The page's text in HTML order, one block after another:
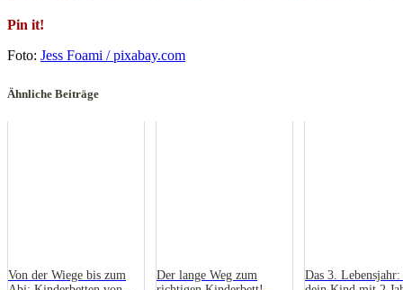
Pin it!
Foto: Jess Foami / pixabay.com
Ähnliche Beiträge
Von der Wiege bis zum
Der lange Weg zum
Das 3. Lebensjahr: